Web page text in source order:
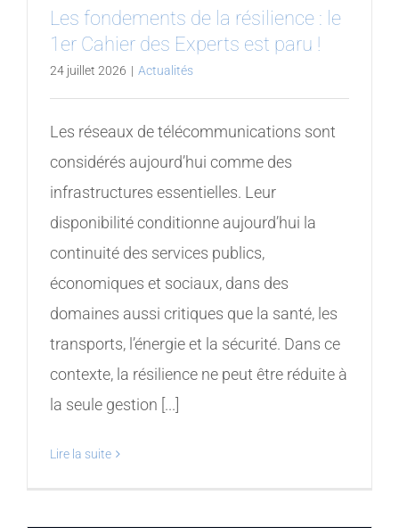
Les fondements de la résilience : le
1er Cahier des Experts est paru !
24 juillet 2026 | Actualités
Les réseaux de télécommunications sont
considérés aujourd’hui comme des
infrastructures essentielles. Leur
disponibilité conditionne aujourd’hui la
continuité des services publics,
économiques et sociaux, dans des
domaines aussi critiques que la santé, les
transports, l’énergie et la sécurité. Dans ce
contexte, la résilience ne peut être réduite à
la seule gestion [...]
Lire la suite